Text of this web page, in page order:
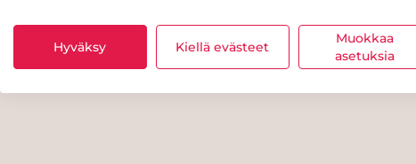
Hyväksy Kiellä evästeet
Muokkaa
asetuksia